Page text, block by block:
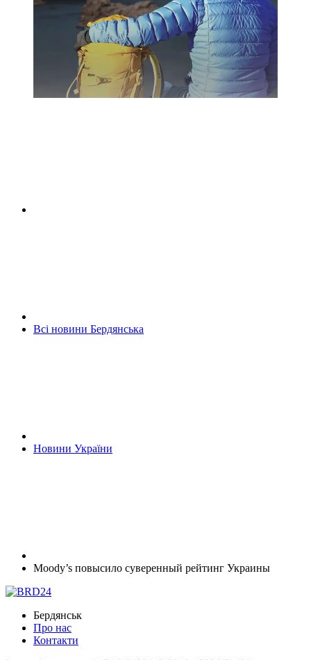
Всі новини Бердянська
Новини України
Moody’s повысило суверенный рейтинг Украины
Бердянськ
Про нас
Контакти